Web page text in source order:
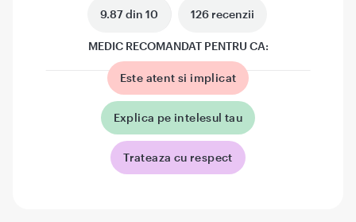
9.87 din 10 126 recenzii
MEDIC RECOMANDAT PENTRU CA:
Este atent si implicat
Explica pe intelesul tau
Trateaza cu respect